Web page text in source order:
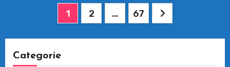
Paginazione
articoli
1 2 … 67
Categorie